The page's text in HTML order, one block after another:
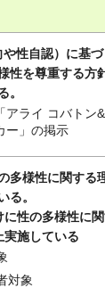
性自認）に基
性を尊重する方
。
アライ コバトン
ー」の掲示
多様性に関する
る。
に性の多様性に
実施している
対象